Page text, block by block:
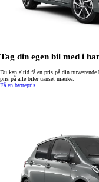
Tag din egen bil med i
Du kan altid få en pris på din
pris på alle biler uanset mærke.
Få en byttepris